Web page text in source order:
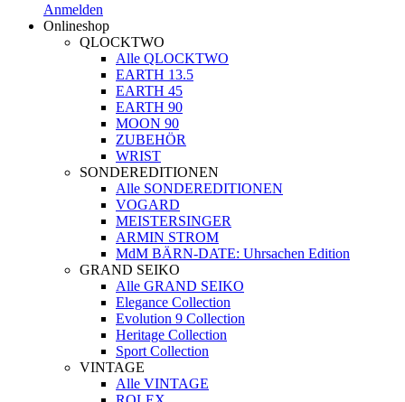
Anmelden
Onlineshop
QLOCKTWO
Alle QLOCKTWO
EARTH 13.5
EARTH 45
EARTH 90
MOON 90
ZUBEHÖR
WRIST
SONDEREDITIONEN
Alle SONDEREDITIONEN
VOGARD
MEISTERSINGER
ARMIN STROM
MdM BÄRN-DATE: Uhrsachen Edition
GRAND SEIKO
Alle GRAND SEIKO
Elegance Collection
Evolution 9 Collection
Heritage Collection
Sport Collection
VINTAGE
Alle VINTAGE